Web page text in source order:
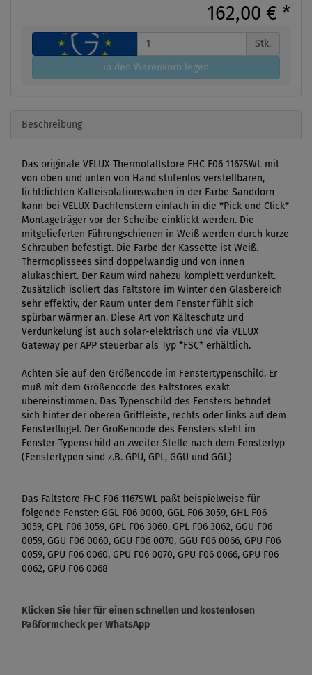
162,00 € *
Stk.
in den Warenkorb legen
Beschreibung
Das originale VELUX Thermofaltstore FHC F06 1167SWL mit
von oben und unten von Hand stufenlos verstellbaren,
lichtdichten Kälteisolationswaben in der Farbe Sanddorn
kann bei VELUX Dachfenstern einfach in die *Pick und Click*
Montageträger vor der Scheibe einklickt werden. Die
mitgelieferten Führungschienen in Weiß werden durch kurze
Schrauben befestigt. Die Farbe der Kassette ist Weiß.
Thermoplissees sind doppelwandig und von innen
alukaschiert. Der Raum wird nahezu komplett verdunkelt.
Zusätzlich isoliert das Faltstore im Winter den Glasbereich
sehr effektiv, der Raum unter dem Fenster fühlt sich
spürbar wärmer an. Diese Art von Kälteschutz und
Verdunkelung ist auch solar-elektrisch und via VELUX
Gateway per APP steuerbar als Typ *FSC* erhältlich.
Achten Sie auf den Größencode im Fenstertypenschild. Er
muß mit dem Größencode des Faltstores exakt
übereinstimmen. Das Typenschild des Fensters befindet
sich hinter der oberen Griffleiste, rechts oder links auf dem
Fensterflügel. Der Größencode des Fensters steht im
Fenster-Typenschild an zweiter Stelle nach dem Fenstertyp
(Fenstertypen sind z.B. GPU, GPL, GGU und GGL)
Das Faltstore FHC F06 1167SWL paßt beispielweise für
folgende Fenster: GGL F06 0000, GGL F06 3059, GHL F06
3059, GPL F06 3059, GPL F06 3060, GPL F06 3062, GGU F06
0059, GGU F06 0060, GGU F06 0070, GGU F06 0066, GPU F06
0059, GPU F06 0060, GPU F06 0070, GPU F06 0066, GPU F06
0062, GPU F06 0068
Klicken Sie hier für einen schnellen und kostenlosen
Paßformcheck per WhatsApp